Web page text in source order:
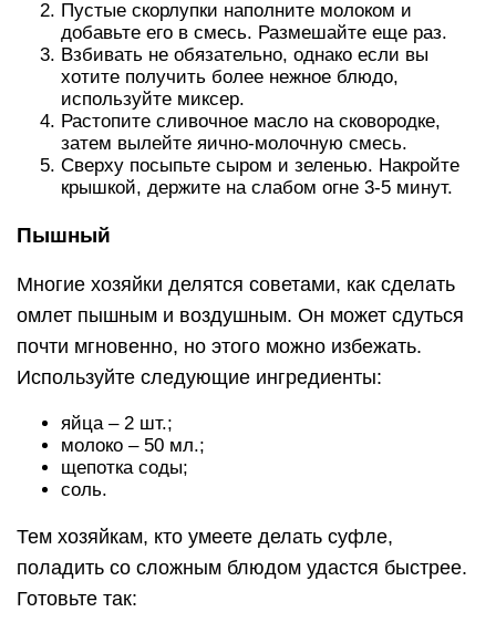
Пустые скорлупки наполните молоком и
добавьте его в смесь. Размешайте еще раз.
Взбивать не обязательно, однако если вы
хотите получить более нежное блюдо,
используйте миксер.
Растопите сливочное масло на сковородке,
затем вылейте яично-молочную смесь.
Сверху посыпьте сыром и зеленью. Накройте
крышкой, держите на слабом огне 3-5 минут.
Пышный
Многие хозяйки делятся советами, как сделать
омлет пышным и воздушным. Он может сдуться
почти мгновенно, но этого можно избежать.
Используйте следующие ингредиенты:
яйца – 2 шт.;
молоко – 50 мл.;
щепотка соды;
соль.
Тем хозяйкам, кто умеете делать суфле,
поладить со сложным блюдом удастся быстрее.
Готовьте так: